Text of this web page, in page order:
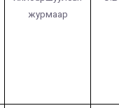
журмаар